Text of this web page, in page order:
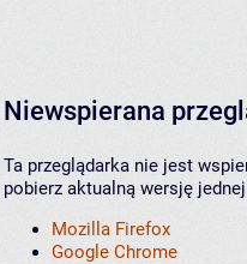
Niewspierana
Ta przeglądarka nie jest
pobierz aktualną wersję
Mozilla Firefox
Google Chrome